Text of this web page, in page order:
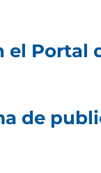
el Portal
de